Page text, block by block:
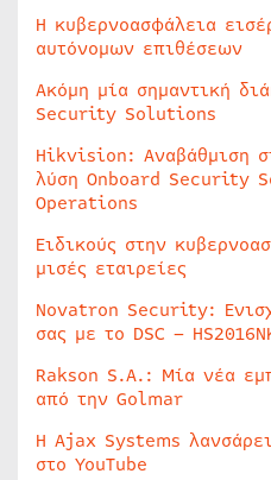
Η κυβερνοασφάλεια
αυτόνομων επιθέσεων
Ακόμη μία σημαντική
Security Solutions
Hikvision: Αναβάθμιση
λύση Onboard Security
Operations
Ειδικούς στην
μισές εταιρείες
Novatron Security:
σας με το DSC –
Rakson S.A.: Μία νέα
από την Golmar
Η Ajax Systems
στο YouTube